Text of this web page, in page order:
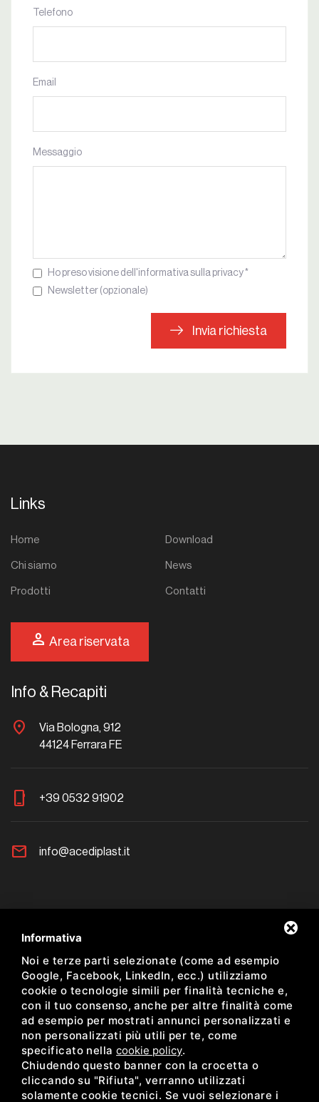
Telefono
Email
Messaggio
Ho preso visione dell'informativa sulla privacy *
Newsletter (opzionale)
Invia richiesta
Links
Home
Chi siamo
Prodotti
Download
News
Contatti
person Area riservata
Info & Recapiti
location_on
Via Bologna, 912
44124 Ferrara FE
phone_iphone +39 0532 91902
mail info@acediplast.it
Newsletter
Resta aggiornato sulle nostre proposte
Ho preso visione dell'informativa sulla Newsletter *
facebook instagram
Informativa
Noi e terze parti selezionate (come ad esempio
Google, Facebook, LinkedIn, ecc.) utilizziamo
cookie o tecnologie simili per finalità tecniche e,
con il tuo consenso, anche per altre finalità come
ad esempio per mostrati annunci personalizzati e
non personalizzati più utili per te, come
specificato nellacookie policy.
Chiudendo questo banner con la crocetta o
cliccando su "Rifiuta", verranno utilizzati
solamente cookie tecnici. Se vuoi selezionare i